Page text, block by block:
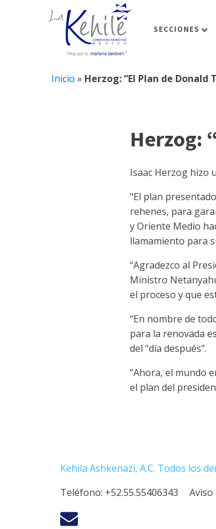
SECCIONES
Inicio » Herzog: “El Plan de
Herzog:
Isaac Herzog hizo
"El plan
rehenes, para
y Oriente Medio
llamamiento para
“Agradezco al
Ministro
el proceso y que
“En nombre de
para la renovada
del "día después".
“Ahora, el mundo
el plan del
Kehila Ashkenazi, A.C. Todos los
Teléfono: +52.55.55406343 Aviso